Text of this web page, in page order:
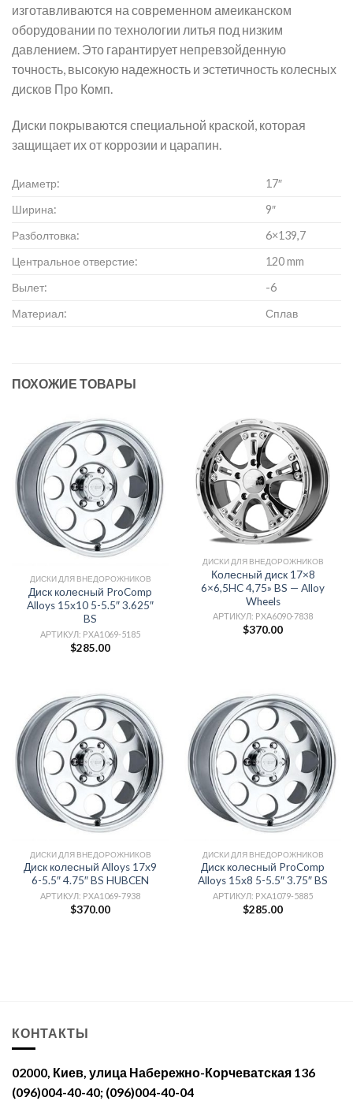
изготавливаются на современном амеиканском
оборудовании по технологии литья под низким
давлением. Это гарантирует непревзойденную
точность, высокую надежность и эстетичность колесных
дисков Про Комп.
Диски покрываются специальной краской, которая
защищает их от коррозии и царапин.
Диаметр:
17″
Ширина:
9″
Разболтовка:
6×139,7
Центральное отверстие:
120 mm
Вылет:
-6
Материал:
Сплав
ПОХОЖИЕ ТОВАРЫ
ДИСКИ ДЛЯ ВНЕДОРОЖНИКОВ
Диск колесный ProComp
Alloys 15х10 5-5.5″ 3.625″
BS
АРТИКУЛ: PXA1069-5185
$285.00
ДИСКИ ДЛЯ ВНЕДОРОЖНИКОВ
Колесный диск 17×8
6×6,5HC 4,75» BS — Alloy
Wheels
АРТИКУЛ: PXA6090-7838
$370.00
ДИСКИ ДЛЯ ВНЕДОРОЖНИКОВ
Диск колесный Alloys 17х9
6-5.5″ 4.75″ BS HUBCEN
АРТИКУЛ: PXA1069-7938
$370.00
ДИСКИ ДЛЯ ВНЕДОРОЖНИКОВ
Диск колесный ProComp
Alloys 15х8 5-5.5″ 3.75″ BS
АРТИКУЛ: PXA1079-5885
$285.00
КОНТАКТЫ
02000, Киев, улица Набережно-Корчеватская 136
(096)004-40-40; (096)004-40-04